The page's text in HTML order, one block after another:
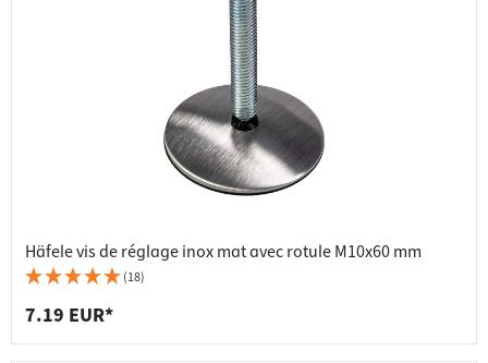
Häfele vis de réglage inox mat avec rotule M10x60 mm
(18)
7.19 EUR*